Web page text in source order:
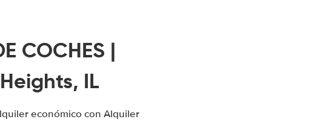
COCHES |
IL
económico con Alquiler